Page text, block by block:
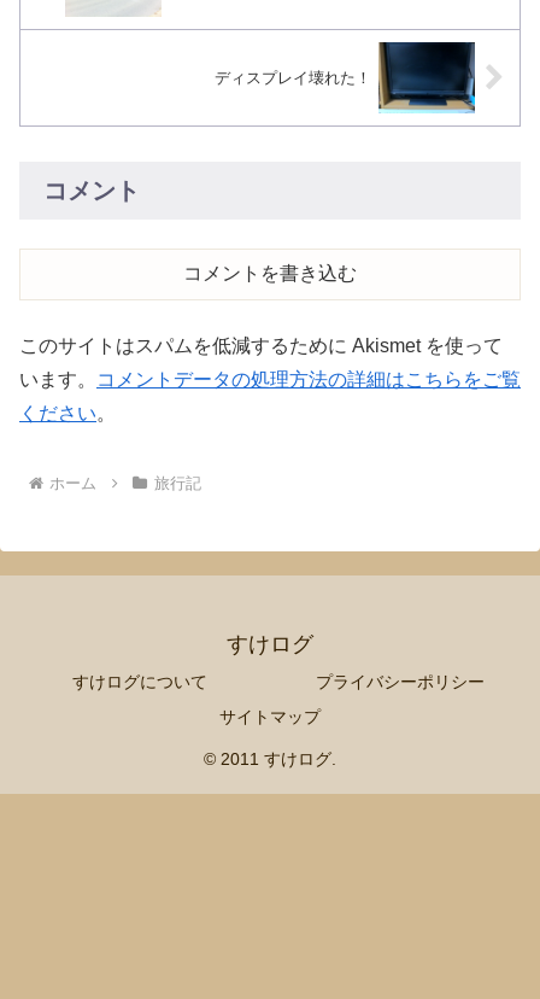
ディスプレイ壊れた！
コメント
コメントを書き込む
このサイトはスパムを低減するために Akismet を使って
います。
コメントデータの処理方法の詳細はこちらをご覧
ください。
ホーム 旅行記
すけログ
すけログについて
プライバシーポリシー
サイトマップ
© 2011 すけログ.